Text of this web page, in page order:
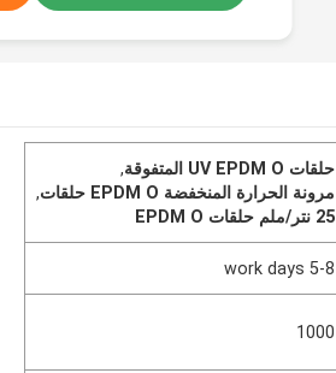
حلقات UV EPDM O المتفوقة
,
مرونة الحرارة المنخفضة EPDM O حلقات
,
25 نتر/ملم حلقات EPDM O
5-8 work days
1000